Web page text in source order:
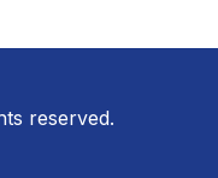
reserved.